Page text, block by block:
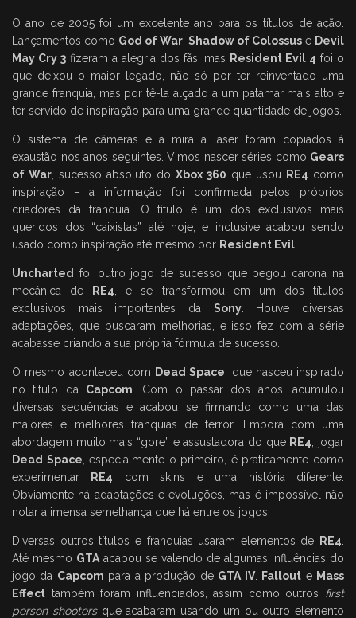
O ano de 2005 foi um excelente ano para os títulos de ação.
Lançamentos como God of War Shadow of Colossus e Devil
May Cry 3 fizeram a alegria dos fãs, mas Resident Evil 4 foi o
que deixou o maior legado, não só por ter reinventado uma
grande franquia, mas por tê-la alçado a um patamar mais alto e
ter servido de inspiração para uma grande quantidade de jogos.
O sistema de câmeras e a mira a laser foram copiados à
exaustão nos anos seguintes. Vimos nascer séries como Gears
of War , sucesso absoluto do Xbox 360 que usou RE4 como
inspiração – a informação foi confirmada pelos próprios
criadores da franquia. O título é um dos exclusivos mais
queridos dos “caixistas” até hoje, e inclusive acabou sendo
usado como inspiração até mesmo por Resident Evil
Uncharted foi outro jogo de sucesso que pegou carona na
mecânica de RE4 , e se transformou em um dos títulos
exclusivos mais importantes da Sony. Houve diversas
adaptações, que buscaram melhorias, e isso fez com a série
acabasse criando a sua própria fórmula de sucesso.
O mesmo aconteceu com Dead Space , que nasceu inspirado
no título da Capcom . Com o passar dos anos, acumulou
diversas sequências e acabou se firmando como uma das
maiores e melhores franquias de terror. Embora com uma
abordagem muito mais “gore” e assustadora do que RE4 , jogar
Dead Space , especialmente o primeiro, é praticamente como
experimentar RE4 com skins e uma história diferente.
Obviamente há adaptações e evoluções, mas é impossível não
notar a imensa semelhança que há entre os jogos.
Diversas outros títulos e franquias usaram elementos de RE4
Até mesmo GTA acabou se valendo de algumas influências do
jogo da Capcom para a produção de GTA IV. Fallout e Mass
Effect também foram influenciados, assim como outros first
person shootersque acabaram usando um ou outro elemento